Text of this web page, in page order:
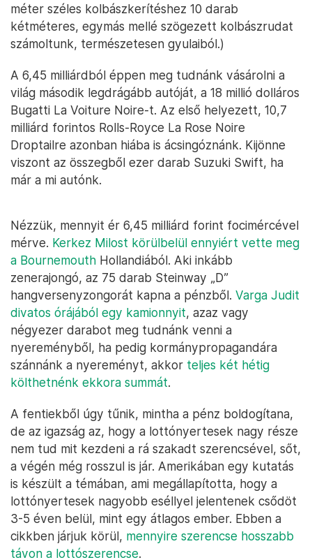
méter széles kolbászkerítéshez 10 darab
kétméteres, egymás mellé szögezett kolbászrudat
számoltunk, természetesen gyulaiból.)
A 6,45 milliárdból éppen meg tudnánk vásárolni a
világ második legdrágább autóját, a 18 millió dolláros
Bugatti La Voiture Noire-t. Az első helyezett, 10,7
milliárd forintos Rolls-Royce La Rose Noire
Droptailre azonban hiába is ácsingóznánk. Kijönne
viszont az összegből ezer darab Suzuki Swift, ha
már a mi autónk.
Nézzük, mennyit ér 6,45 milliárd forint focimércével
mérve. Kerkez Milost körülbelül ennyiért vette meg
a Bournemouth Hollandiából. Aki inkább
zenerajongó, az 75 darab Steinway „D”
hangversenyzongorát kapna a pénzből. Varga Judit
divatos órájából egy kamionnyit, azaz vagy
négyezer darabot meg tudnánk venni a
nyereményből, ha pedig kormánypropagandára
szánnánk a nyereményt, akkor teljes két hétig
költhetnénk ekkora summát.
A fentiekből úgy tűnik, mintha a pénz boldogítana,
de az igazság az, hogy a lottónyertesek nagy része
nem tud mit kezdeni a rá szakadt szerencsével, sőt,
a végén még rosszul is jár. Amerikában egy kutatás
is készült a témában, ami megállapította, hogy a
lottónyertesek nagyobb eséllyel jelentenek csődöt
3-5 éven belül, mint egy átlagos ember. Ebben a
cikkben járjuk körül, mennyire szerencse hosszabb
távon a lottószerencse.